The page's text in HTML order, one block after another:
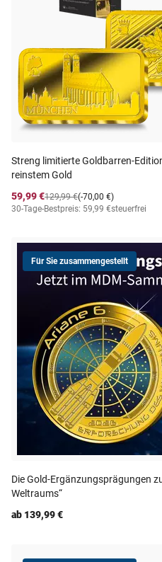
Streng limitierte Goldbarren-
reinstem Gold
59,99 €
(-70,00 €)
129,99 €
30-Tage-Bestpreis: 59,99 €steuerfrei
Für Sie zusammengestellt
Die Gold-Ergänzungsprägungen
Weltraums“
ab 139,99 €